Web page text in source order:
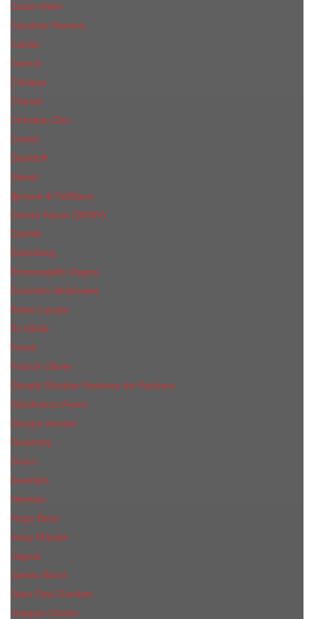
Calvin Klein
Carolina Herrera
Cartier
Cerruti
Сliniquе
Chanel
Christian Dior
Creed
Davidoff
Diesel
Дольче & Габбана
Donna Karan (DKNY)
Dunhill
Eisenberg
Ermenegildo Zegna
Escentric Molecules
Еsteе Lаudеr
Ex Nihilo
Fendi
Franck Olivier
Gerald Ghislain Histoires de Parfums
Gianfranco Ferre
Giorgio Armani
Givenchy
Gucci
Guerlain
Hermes
Hugo Boss
Issey Miyake
Jaguar
James Bond
Jean Paul Gaultier
Joaquin Сortes